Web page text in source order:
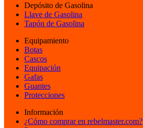
Depósito de Gasolina
Llave de Gasolina
Tapón de Gasolina
Equipamiento
Botas
Cascos
Equipación
Gafas
Guantes
Protecciones
Información
¿Cómo comprar en rebelmaster.com?